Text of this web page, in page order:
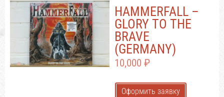
HAMMERFALL –
GLORY TO THE
BRAVE
(GERMANY)
10,000 ₽
Оформить заявку